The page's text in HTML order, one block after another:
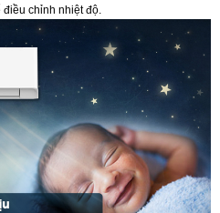
chỉnh nhiệt độ.